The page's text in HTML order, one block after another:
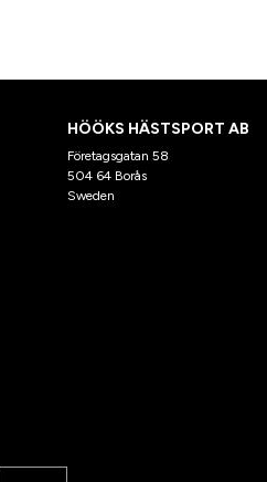
HÖÖKS HÄSTSPORT AB
Företagsgatan 58
504 64 Borås
Sweden